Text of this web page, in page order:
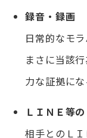
録音・録画
日常的なモ
まさに当該
力な証拠にな
ＬＩＮＥ等
相手とのＬ